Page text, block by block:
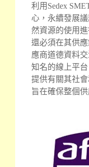
利用Sedex
心，永續發展
然資源的使用
還必須在其供
應商道德資料
知名的線上平
提供有關其社
旨在確保整個